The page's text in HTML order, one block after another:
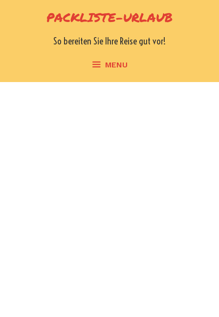
PACKLISTE-URLAUB
So bereiten Sie Ihre Reise gut vor!
MENU